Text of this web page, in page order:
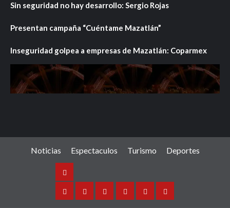
Sin seguridad no hay desarrollo: Sergio Rojas
Presentan campaña “Cuéntame Mazatlán”
Inseguridad golpea a empresas de Mazatlán: Coparmex
Noticias Espectaculos Turismo Deportes
Noticias
SinaloaNacionalInternacionalEspectaculos
TurismoDeportes